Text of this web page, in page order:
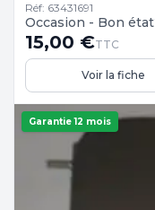
Réf: 63431691
Occasion - Bon état
15,00 €TTC
Voir la fiche
Garantie 12 mois